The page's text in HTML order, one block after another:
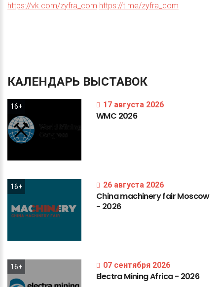
https://vk.com/zyfra_com https://t.me/zyfra_com
КАЛЕНДАРЬ ВЫСТАВОК
16+ 17 августа 2026
WMC 2026
16+ 26 августа 2026
ChinamachineryfairMoscow
- 2026
16+ 07 сентября 2026
ElectraMiningAfrica- 2026